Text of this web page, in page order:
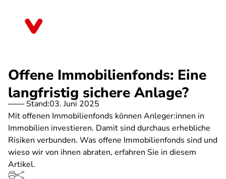
Offene Immobilienfonds: Eine
langfristig sichere Anlage?
Stand:03. Juni 2025
Mit offenen Immobilienfonds können Anleger:innen in
Immobilien investieren. Damit sind durchaus erhebliche
Risiken verbunden. Was offene Immobilienfonds sind und
wieso wir von ihnen abraten, erfahren Sie in diesem
Artikel.